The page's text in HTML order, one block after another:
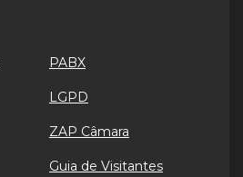
PABX
LGPD
ZAP Câmara
Guia de Visitantes